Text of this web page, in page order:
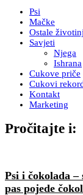
Psi
Mačke
Ostale
Savjeti
Njega
Ishrana
Cukove priče
Cukovi
Kontakt
Marketing
Pročitajte i:
Psi i čokolada –
pas pojede